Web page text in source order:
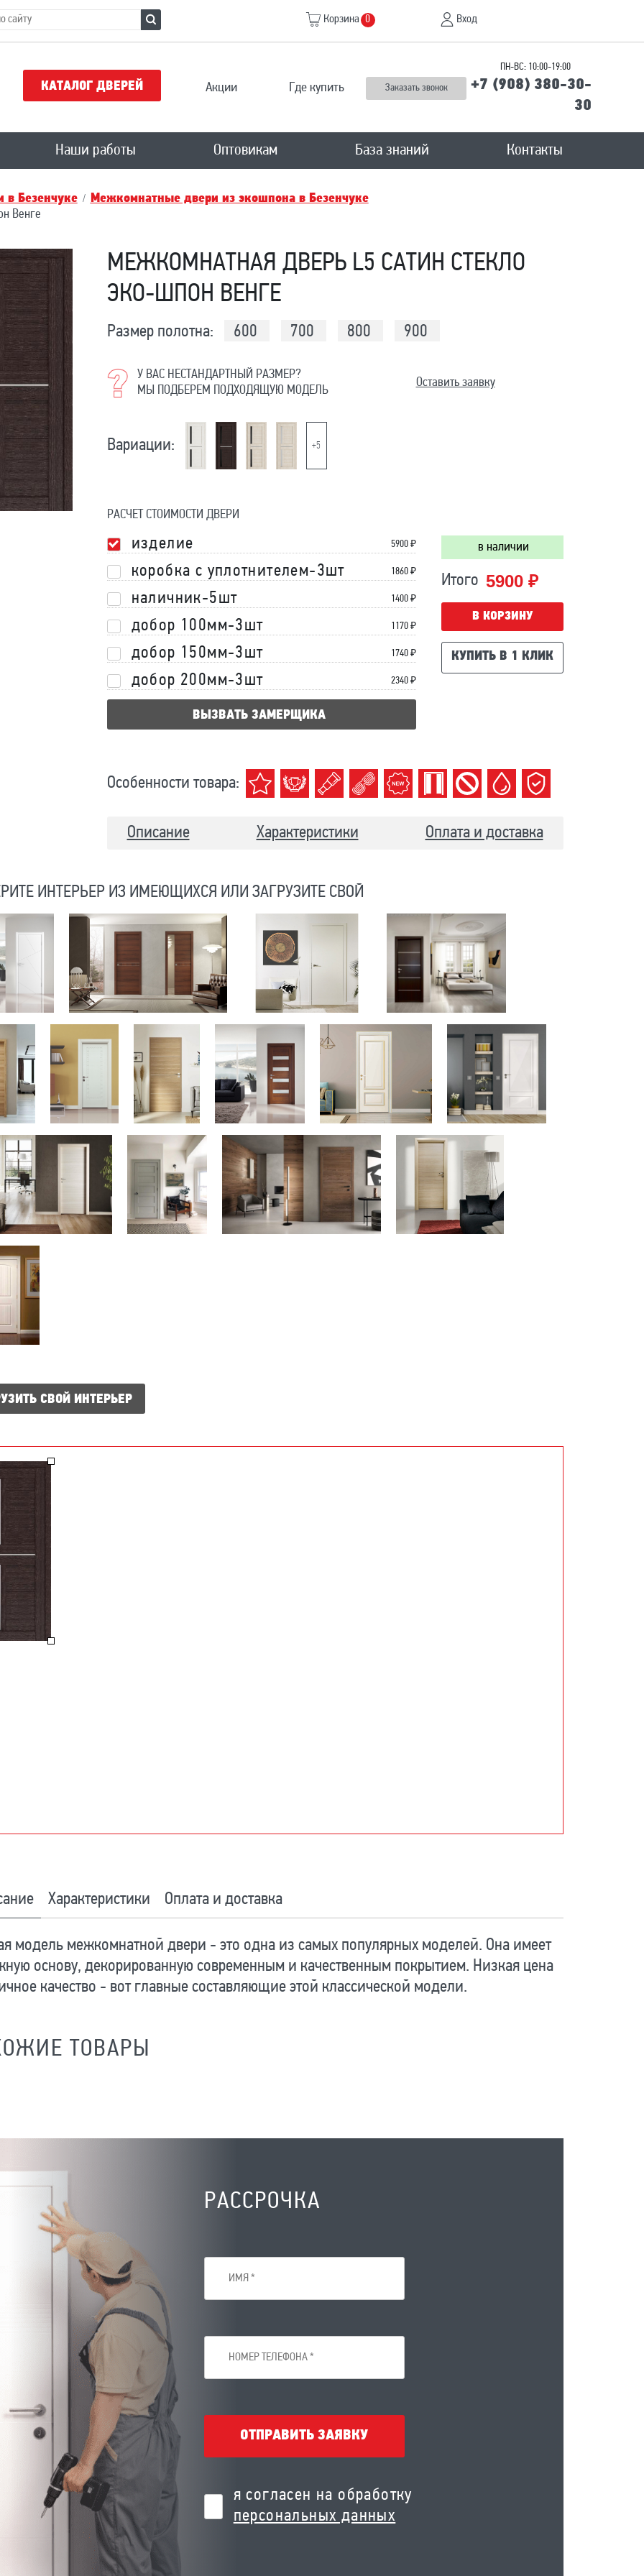
Корзина 0 Вход
КАТАЛОГ ДВЕРЕЙ Акции Где купить Заказать звонок
ПН-ВС: 10:00-19:00
+7 (908) 380-30-
30
Наши работы Оптовикам База знаний Контакты
Безенчукe
Межкомнатные двери из экошпона в Безенчукe
Венге
МЕЖКОМНАТНАЯ ДВЕРЬ L5 САТИН СТЕКЛО
ЭКО-ШПОН ВЕНГЕ
Размер полотна: 600 700 800 900
У ВАС НЕСТАНДАРТНЫЙ РАЗМЕР?
МЫ ПОДБЕРЕМ ПОДХОДЯЩУЮ МОДЕЛЬ
Оставить заявку
Вариации: +5
РАСЧЕТ СТОИМОСТИ ДВЕРИ
изделие 5900₽
коробка с уплотнителем-3шт 1860 ₽
наличник-5шт 1400 ₽
добор 100мм-3шт 1170 ₽
добор 150мм-3шт 1740 ₽
добор 200мм-3шт 2340 ₽
ВЫЗВАТЬ ЗАМЕРЩИКА
в наличии
Итого 5900 ₽
В КОРЗИНУ
КУПИТЬ В 1 КЛИК
Особенности товара:
Описание Характеристики Оплата и доставка
ИНТЕРЬЕР ИЗ ИМЕЮЩИХСЯ ИЛИ ЗАГРУЗИТЕ СВОЙ
СВОЙ ИНТЕРЬЕР
Характеристики Оплата и доставка
модель межкомнатной двери - это одна из самых популярных моделей. Она имеет
основу, декорированную современным и качественным покрытием. Низкая цена
качество - вот главные составляющие этой классической модели.
ТОВАРЫ
РАССРОЧКА
ОТПРАВИТЬ ЗАЯВКУ
я согласен на обработку
персональных данных